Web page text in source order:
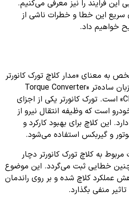
فرایند را نیز معرفی می‌کنیم.
سریع این خطا و خطرات ناشی از
خواهیم داد.
به معنای «مدار کلاچ تورک کانورتر
بسته شده زودهنگام» یا به زبان ساده‌تر «Torque Converter
Clutch Circuit Intermittent» است. تورک کانورتر یکی از اجزای
است که وظیفه انتقال نیرو از
این کلاچ برای بهبود کارکرد و
و گیربکس استفاده می‌شود.
به کلاچ تورک کانورتر دچار
خطایی ثبت می‌گردد. این موضوع
عملکرد کلاچ شده و بر روی راندمان
منفی بگذارد.